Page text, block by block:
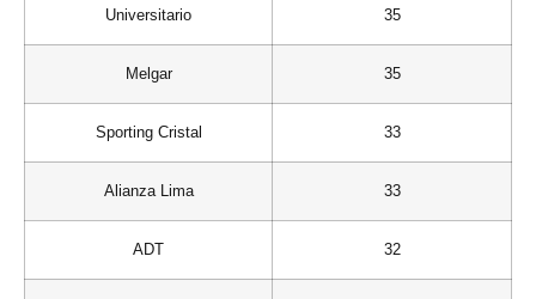
Universitario 35
Melgar 35
Sporting Cristal 33
Alianza Lima 33
ADT 32